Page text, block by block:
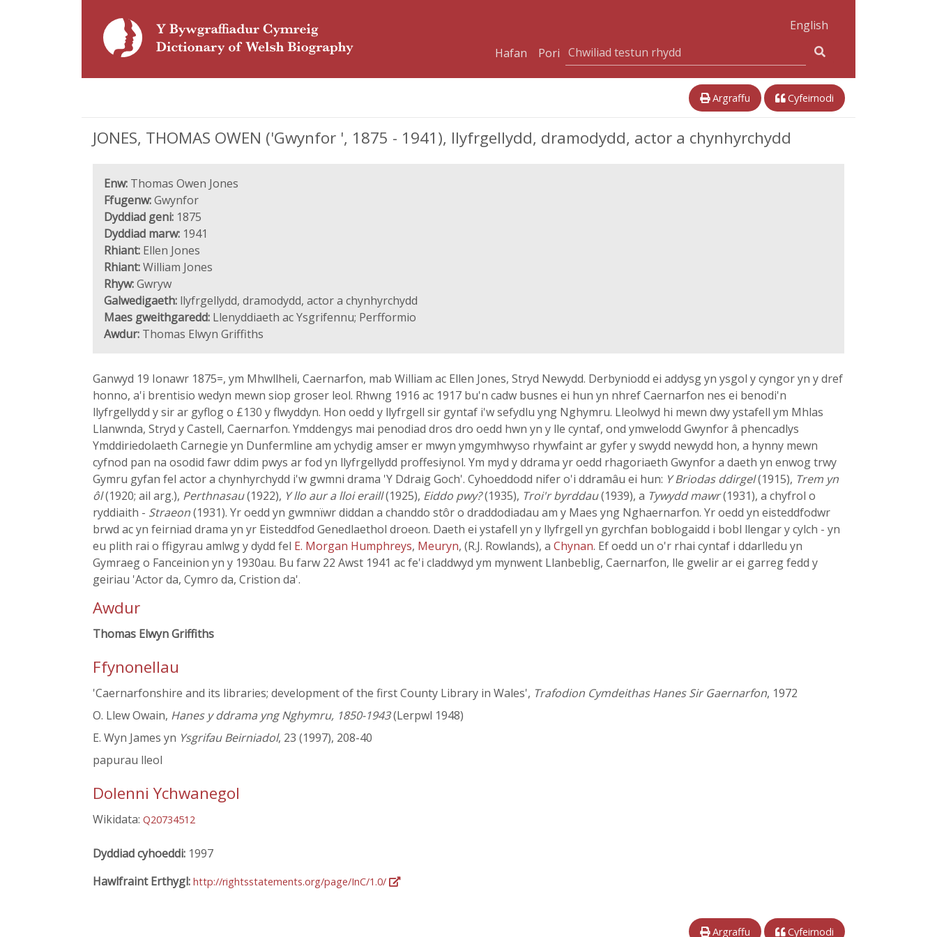
English
Hafan
Pori
Argraffu Cyfeirnodi
JONES, THOMAS OWEN ('Gwynfor ', 1875 - 1941), llyfrgellydd, dramodydd, actor a chynhyrchydd
Enw: Thomas Owen Jones
Ffugenw:Gwynfor
Dyddiad geni: 1875
Dyddiad marw: 1941
Rhiant: Ellen Jones
Rhiant:William Jones
Rhyw:Gwryw
Galwedigaeth: llyfrgellydd, dramodydd, actor a chynhyrchydd
Maes gweithgaredd: Llenyddiaeth ac Ysgrifennu; Perfformio
Awdur: Thomas Elwyn Griffiths
Ganwyd 19 Ionawr 1875=, ym Mhwllheli, Caernarfon, mab William ac Ellen Jones, Stryd Newydd. Derbyniodd ei addysg yn ysgol y cyngor yn y dref
honno, a'i brentisio wedyn mewn siop groser leol. Rhwng 1916 ac 1917 bu'n cadw busnes ei hun yn nhref Caernarfon nes ei benodi'n
llyfrgellydd y sir ar gyflog o £130 y flwyddyn. Hon oedd y llyfrgell sir gyntaf i'w sefydlu yng Nghymru. Lleolwyd hi mewn dwy ystafell ym Mhlas
Llanwnda, Stryd y Castell, Caernarfon. Ymddengys mai penodiad dros dro oedd hwn yn y lle cyntaf, ond ymwelodd Gwynfor â phencadlys
Ymddiriedolaeth Carnegie yn Dunfermline am ychydig amser er mwyn ymgymhwyso rhywfaint ar gyfer y swydd newydd hon, a hynny mewn
cyfnod pan na osodid fawr ddim pwys ar fod yn llyfrgellydd proffesiynol. Ym myd y ddrama yr oedd rhagoriaeth Gwynfor a daeth yn enwog trwy
Gymru gyfan fel actor a chynhyrchydd i'w gwmni drama 'Y Ddraig Goch'. Cyhoeddodd nifer o'i ddramâu ei hun: Y Briodas ddirgel(1915), Trem yn
ôl(1920; ail arg.), Perthnasau(1922), Y llo aur a lloi eraill(1925), Eiddo pwy?(1935), Troi'r byrddau(1939), a Tywydd mawr(1931), a chyfrol o
ryddiaith - Straeon(1931). Yr oedd yn gwmnïwr diddan a chanddo stôr o draddodiadau am y Maes yng Nghaernarfon. Yr oedd yn eisteddfodwr
brwd ac yn feirniad drama yn yr Eisteddfod Genedlaethol droeon. Daeth ei ystafell yn y llyfrgell yn gyrchfan boblogaidd i bobl llengar y cylch - yn
eu plith rai o ffigyrau amlwg y dydd fel E. Morgan Humphreys, Meuryn, (R.J. Rowlands), a Chynan. Ef oedd un o'r rhai cyntaf i ddarlledu yn
Gymraeg o Fanceinion yn y 1930au. Bu farw 22 Awst 1941 ac fe'i claddwyd ym mynwent Llanbeblig, Caernarfon, lle gwelir ar ei garreg fedd y
geiriau 'Actor da, Cymro da, Cristion da'.
Awdur
Thomas Elwyn Griffiths
Ffynonellau
'Caernarfonshire and its libraries; development of the first County Library in Wales', Trafodion Cymdeithas Hanes Sir Gaernarfon, 1972
O. Llew Owain, Hanes y ddrama yng Nghymru, 1850-1943(Lerpwl 1948)
E. Wyn James yn Ysgrifau Beirniadol, 23 (1997), 208-40
papurau lleol
Dolenni Ychwanegol
Wikidata: Q20734512
Dyddiad cyhoeddi: 1997
Hawlfraint Erthygl: http://rightsstatements.org/page/InC/1.0/
Argraffu Cyfeirnodi